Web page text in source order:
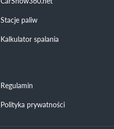
Stacje paliw
Kalkulator spalania
Regulamin
Polityka prywatności